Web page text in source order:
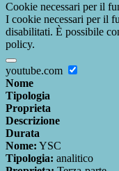
Cookie necessari per il
I cookie necessari per il
disabilitati. È possibile
policy.
youtube.com
Nome
Tipologia
Proprieta
Descrizione
Durata
Nome: YSC
Tipologia: analitico